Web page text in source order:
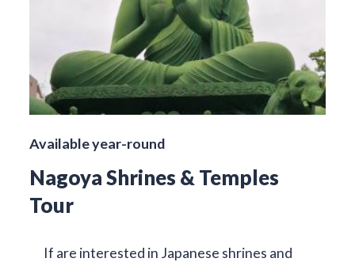
Available year-round
Nagoya Shrines & Temples
Tour
If are interested in Japanese shrines and